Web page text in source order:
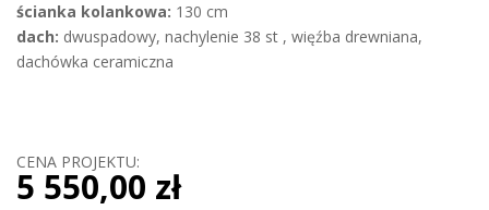
ścianka kolankowa: 130 cm
dach: dwuspadowy, nachylenie 38 st , więźba drewniana,
dachówka ceramiczna
CENA PROJEKTU:
5 550,00 zł